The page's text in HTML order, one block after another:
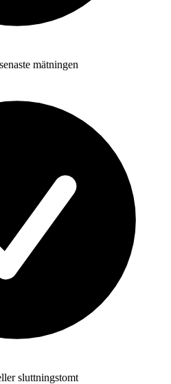
mätningen
sluttningstomt